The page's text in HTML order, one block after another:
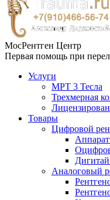
МосРентген Центр
Первая помощь при
Услуги
МРТ 3 Тесла
Трехмерная
Товары
Цифровой
Аналоговый